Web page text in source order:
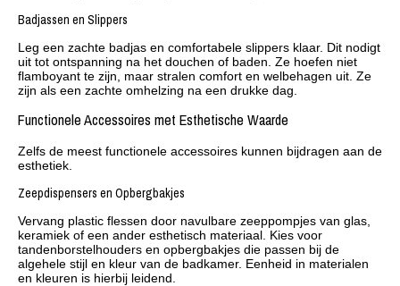
Badjassen en Slippers
Leg een zachte badjas en comfortabele slippers klaar. Dit nodigt
uit tot ontspanning na het douchen of baden. Ze hoefen niet
flamboyant te zijn, maar stralen comfort en welbehagen uit. Ze
zijn als een zachte omhelzing na een drukke dag.
Functionele Accessoires met Esthetische Waarde
Zelfs de meest functionele accessoires kunnen bijdragen aan de
esthetiek.
Zeepdispensers en Opbergbakjes
Vervang plastic flessen door navulbare zeeppompjes van glas,
keramiek of een ander esthetisch materiaal. Kies voor
tandenborstelhouders en opbergbakjes die passen bij de
algehele stijl en kleur van de badkamer. Eenheid in materialen
en kleuren is hierbij leidend.